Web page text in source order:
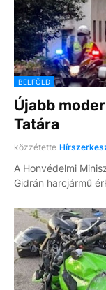
BELFÖLD
Újabb
Tatára
közzétette
A Honvédelmi
Gidrán harcjármű